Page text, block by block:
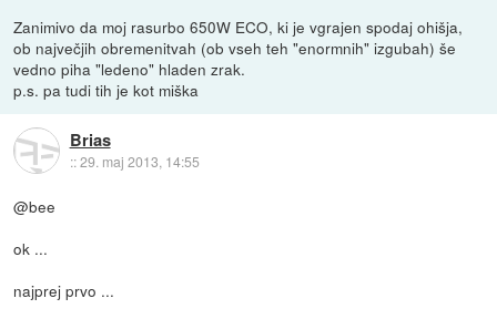
Zanimivo da moj rasurbo 650W ECO, ki je vgrajen spodaj ohišja,
ob največjih obremenitvah (ob vseh teh "enormnih" izgubah) še
vedno piha "ledeno" hladen zrak.
p.s. pa tudi tih je kot miška
Brias
::29. maj 2013, 14:55
@bee
ok ...
najprej prvo ...